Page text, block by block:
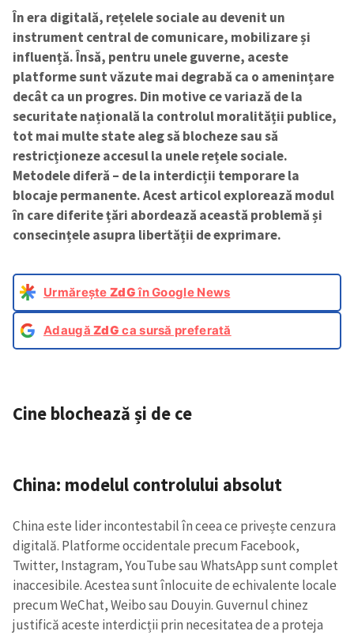
În era digitală, rețelele sociale au devenit un
instrument central de comunicare, mobilizare și
influență. Însă, pentru unele guverne, aceste
platforme sunt văzute mai degrabă ca o amenințare
decât ca un progres. Din motive ce variază de la
securitate națională la controlul moralității publice,
tot mai multe state aleg să blocheze sau să
restricționeze accesul la unele rețele sociale.
Metodele diferă – de la interdicții temporare la
blocaje permanente. Acest articol explorează modul
în care diferite țări abordează această problemă și
consecințele asupra libertății de exprimare.
Urmărește ZdGîn Google News
AdaugăZdG ca sursă preferată
Cine blochează și de ce
China: modelul controlului absolut
China este lider incontestabil în ceea ce privește cenzura
digitală. Platforme occidentale precum Facebook,
Twitter, Instagram, YouTube sau WhatsApp sunt complet
inaccesibile. Acestea sunt înlocuite de echivalente locale
precum WeChat, Weibo sau Douyin. Guvernul chinez
justifică aceste interdicții prin necesitatea de a proteja